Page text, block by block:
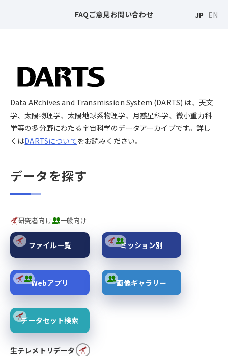
FAQご意見お問い合わせ JP EN
Data ARchives and Transmission System (DARTS) は、天文
学、太陽物理学、太陽地球系物理学、月惑星科学、微小重力科
学等の多分野にわたる宇宙科学のデータアーカイブです。詳し
くはDARTSについてをお読みください。
データを探す
研究者向け 一般向け
ファイル一覧 ミッション別
Webアプリ 画像ギャラリー
データセット検索
生テレメトリデータ